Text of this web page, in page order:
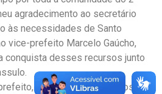
agradecimento ao secretário
às necessidades de Santo
vice-prefeito Marcelo Gaúcho,
conquista desses recursos junto
a articulação por novos